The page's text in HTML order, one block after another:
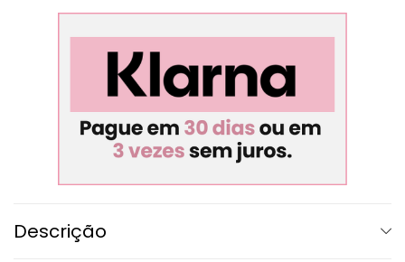
Descrição